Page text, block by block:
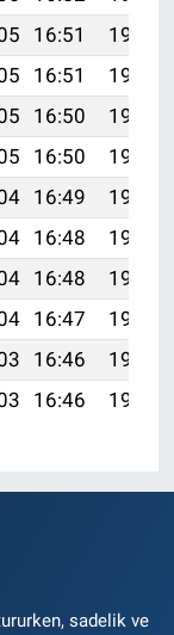
16:51
19:57
16:51
19:56
16:50
19:54
16:50
19:53
16:49
19:52
16:48
19:50
16:48
19:49
16:47
19:47
16:46
19:46
16:46 19:45
sadelik ve